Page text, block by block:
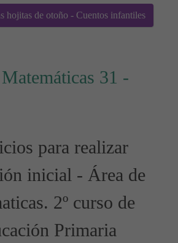
hojitas de otoño - Cuentos infantiles
31 -
para realizar
inicial - Área de
2º curso de
Primaria